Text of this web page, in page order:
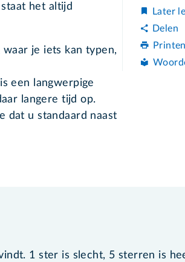
het altijd
je iets kan typen,
een langwerpige
langere tijd op.
dat u standaard naast
Later
Delen
1 ster is slecht, 5 sterren is